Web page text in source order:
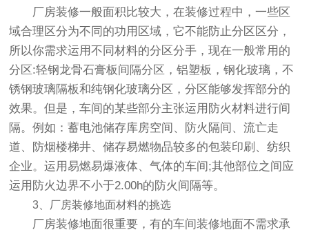
厂房装修一般面积比较大，在装修过程中，一些区
域合理区分为不同的功用区域，它不能防止分区区分，
所以你需求运用不同材料的分区分手，现在一般常用的
分区:轻钢龙骨石膏板间隔分区，铝塑板，钢化玻璃，不
锈钢玻璃隔板和纯钢化玻璃分区，分区能够发挥部分的
效果。但是，车间的某些部分主张运用防火材料进行间
隔。例如：蓄电池储存库房空间、防火隔间、流亡走
道、防烟楼梯井、储存易燃物品较多的包装印刷、纺织
企业。运用易燃易爆液体、气体的车间;其他部位之间应
运用防火边界不小于2.00h的防火间隔等。
3、厂房装修地面材料的挑选
厂房装修地面很重要，有的车间装修地面不需求承